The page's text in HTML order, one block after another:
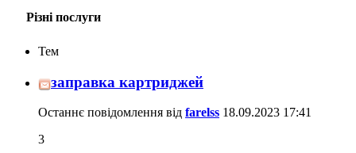
Різні послуги
Тем
заправка картриджей
Останнє повідомлення від farelss 18.09.2023 17:41
3